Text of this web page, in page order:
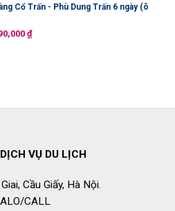
tại
Cổ Trấn - Phù Dung Trấn 6 ngày (ô
₫Giá
VỤ DU LỊCH
Cầu Giấy, Hà Nội.
CALL